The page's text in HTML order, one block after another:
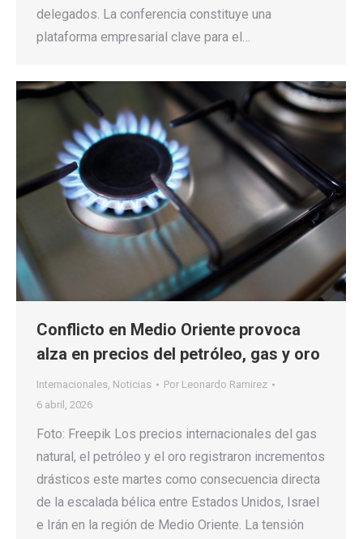
delegados. La conferencia constituye una
plataforma empresarial clave para el…
Conflicto en Medio Oriente provoca
alza en precios del petróleo, gas y oro
Internacionales, Noticias Por Leonardo Ramirez
6 abril, 2026
Foto: Freepik Los precios internacionales del gas
natural, el petróleo y el oro registraron incrementos
drásticos este martes como consecuencia directa
de la escalada bélica entre Estados Unidos, Israel
e Irán en la región de Medio Oriente. La tensión